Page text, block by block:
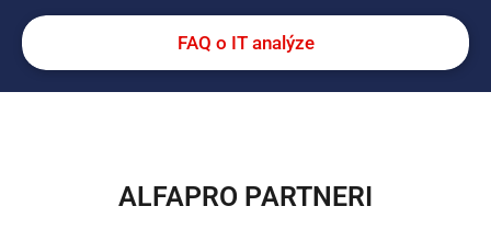
FAQ o IT analýze
ALFAPRO PARTNERI​